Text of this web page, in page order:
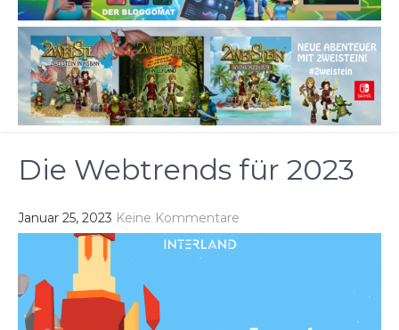
Die Webtrends für 2023
Januar 25, 2023 Keine Kommentare